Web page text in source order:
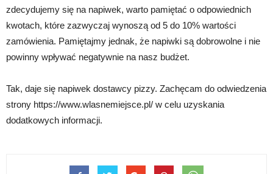
zdecydujemy się na napiwek, warto pamiętać o odpowiednich
kwotach, które zazwyczaj wynoszą od 5 do 10% wartości
zamówienia. Pamiętajmy jednak, że napiwki są dobrowolne i nie
powinny wpływać negatywnie na nasz budżet.
Tak, daje się napiwek dostawcy pizzy. Zachęcam do odwiedzenia
strony https://www.wlasnemiejsce.pl/ w celu uzyskania
dodatkowych informacji.